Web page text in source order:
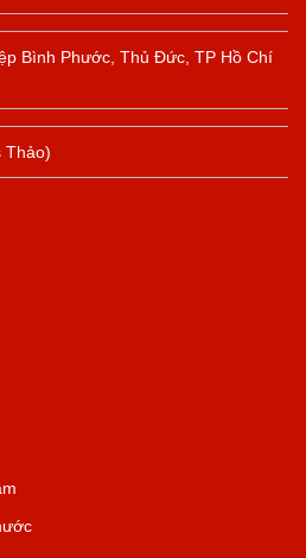
Bình Phước, Thủ Đức, TP Hồ Chí
Thảo)